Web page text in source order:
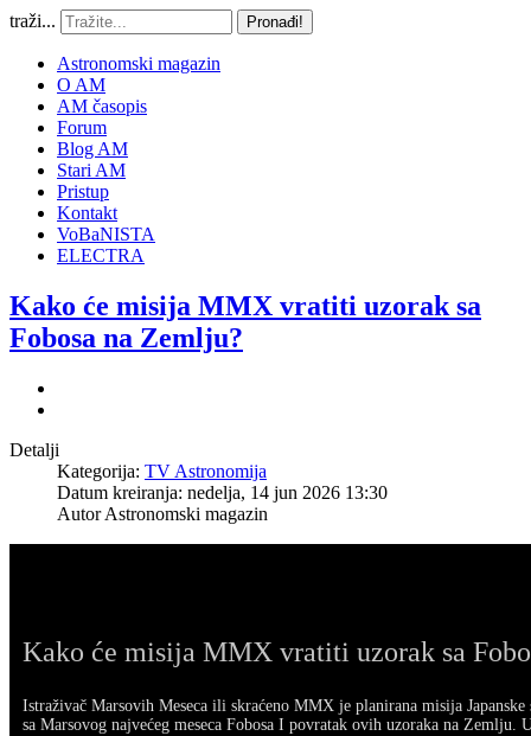
traži... Pronađi!
Astronomski magazin
O AM
AM časopis
Forum
Blog AM
Stari AM
Pristup
Kontakt
VoBaNISTA
ELECTRA
Kako će misija MMX vratiti uzorak sa
Fobosa na Zemlju?
Detalji
Kategorija: TV Astronomija
Datum kreiranja: nedelja, 14 jun 2026 13:30
AutorAstronomski magazin
Kako će misija MMX vratiti uzorak sa
Istraživač Marsovih Meseca ili skraćeno MMX je planirana misija
sa Marsovog najvećeg meseca Fobosa I povratak ovih uzoraka na